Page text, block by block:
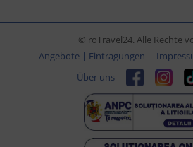
© roTravel24. Alle Rechte
Angebote | Eintragungen
Über uns